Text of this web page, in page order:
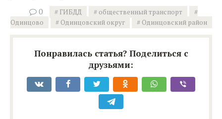
0 ГИБДД
общественный транспорт
Одинцово
Одинцовский округ Одинцовский район
Понравилась статья? Поделиться с
друзьями: